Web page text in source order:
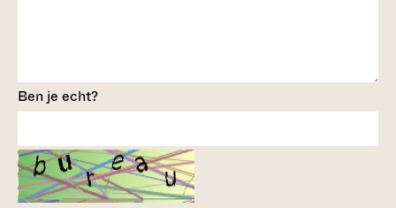
Ben je echt?